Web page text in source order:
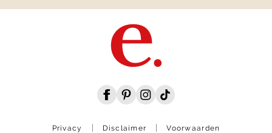
Privacy Disclaimer
Voorwaarden